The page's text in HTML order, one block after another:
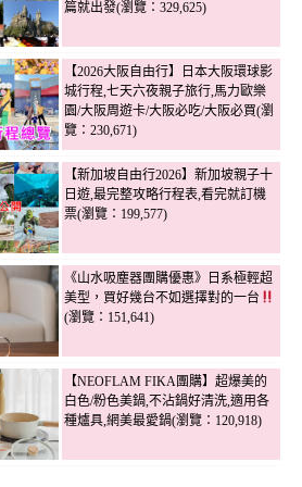
篇就出發(瀏覽：329,625)
【2026大阪自由行】日本大阪環球影
城行程,七天六夜親子旅行,馬力歐樂
園/大阪周遊卡/大阪必吃/大阪必買(瀏
覽：230,671)
【新加坡自由行2026】新加坡親子十
日遊,最完整攻略行程表,看完就訂機
票(瀏覽：199,577)
《山水吸塵器團購優惠》日系極輕超
美型，買好幾台不如選擇對的一台
(瀏覽：151,641)
【NEOFLAM FIKA團購】超爆美的
白色/粉色美鍋,不沾鍋好清洗,適用各
種爐具,網美最愛鍋(瀏覽：120,918)